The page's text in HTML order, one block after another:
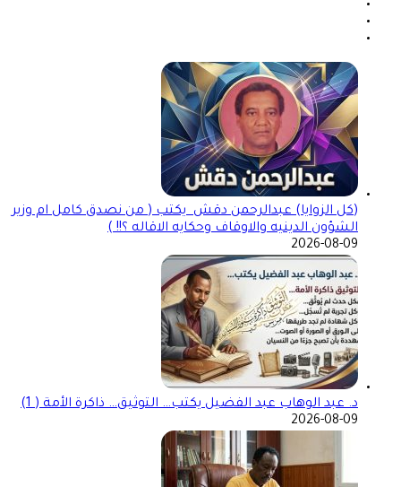
(كل الزوايا) عبدالرحمن دقش يكتب ( من نصدق كامل ام وزير
الشؤون الدينيه والاوقاف وحكايه الاقاله ؟!! )
2026-08-09
د. عبد الوهاب عبد الفضيل يكتب… التوثيق… ذاكرة الأمة ( 1)
2026-08-09